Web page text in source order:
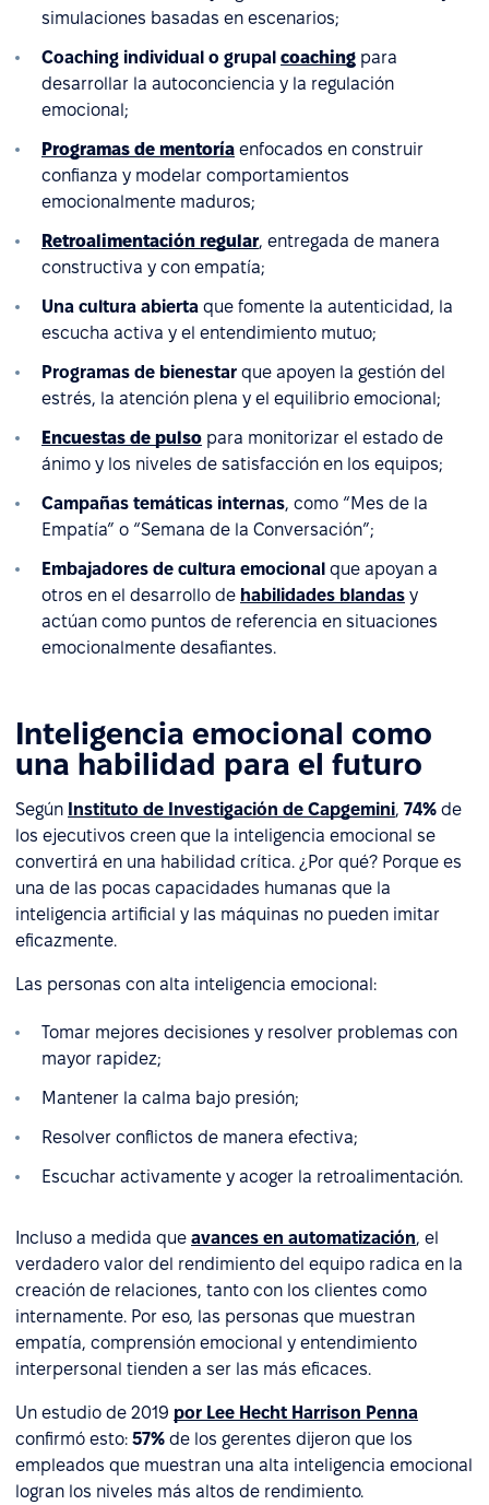
simulaciones basadas en escenarios;
Coaching individual o grupal coaching para
desarrollar la autoconciencia y la regulación
emocional;
Programas de mentoría enfocados en construir
confianza y modelar comportamientos
emocionalmente maduros;
Retroalimentación regular, entregada de manera
constructiva y con empatía;
Una cultura abierta que fomente la autenticidad, la
escucha activa y el entendimiento mutuo;
Programas de bienestar que apoyen la gestión del
estrés, la atención plena y el equilibrio emocional;
Encuestas de pulso para monitorizar el estado de
ánimo y los niveles de satisfacción en los equipos;
Campañas temáticas internas, como “Mes de la
Empatía” o “Semana de la Conversación”;
Embajadores de cultura emocional que apoyan a
otros en el desarrollo de habilidades blandas y
actúan como puntos de referencia en situaciones
emocionalmente desafiantes.
Inteligencia emocional como
una habilidad para el futuro
Según Instituto de Investigación de Capgemini, 74% de
los ejecutivos creen que la inteligencia emocional se
convertirá en una habilidad crítica. ¿Por qué? Porque es
una de las pocas capacidades humanas que la
inteligencia artificial y las máquinas no pueden imitar
eficazmente.
Las personas con alta inteligencia emocional:
Tomar mejores decisiones y resolver problemas con
mayor rapidez;
Mantener la calma bajo presión;
Resolver conflictos de manera efectiva;
Escuchar activamente y acoger la retroalimentación.
Incluso a medida que avances en automatización, el
verdadero valor del rendimiento del equipo radica en la
creación de relaciones, tanto con los clientes como
internamente. Por eso, las personas que muestran
empatía, comprensión emocional y entendimiento
interpersonal tienden a ser las más eficaces.
Un estudio de 2019 por Lee Hecht Harrison Penna
confirmó esto: 57% de los gerentes dijeron que los
empleados que muestran una alta inteligencia emocional
logran los niveles más altos de rendimiento.